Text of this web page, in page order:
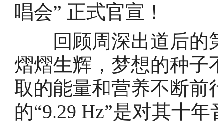
唱会” 正式官宣！
回顾周深出道后的
熠熠生辉，梦想的种子
取的能量和营养不断前
的“9.29 Hz”是对其十